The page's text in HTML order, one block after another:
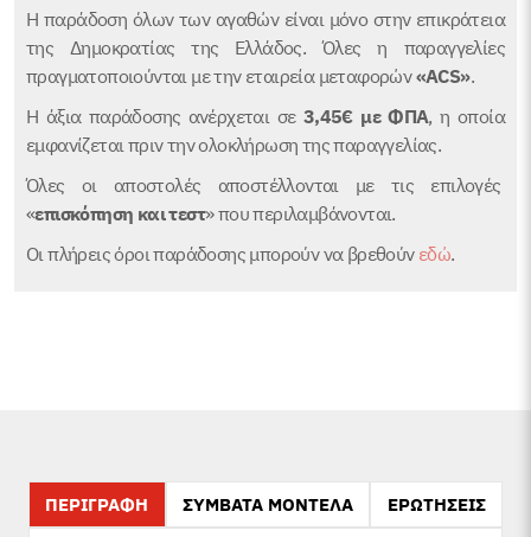
Η παράδοση όλων των αγαθών είναι μόνο στην επικράτεια
της Δημοκρατίας της Ελλάδος. Όλες η παραγγελίες
πραγματοποιούνται με την εταιρεία μεταφορών«ACS».
Η άξια παράδοσης ανέρχεται σε 3,45€ με ΦΠΑ, η οποία
εμφανίζεται πριν την ολοκλήρωση της παραγγελίας.
Όλες οι αποστολές αποστέλλονται με τις επιλογές
«επισκόπηση και τεστ» που περιλαμβάνονται.
Οι πλήρεις όροι παράδοσης μπορούν να βρεθούν εδώ.
ΠΕΡΙΓΡΑΦΗ ΣΥΜΒΑΤΑ ΜΟΝΤΕΛΑ ΕΡΩΤΗΣΕΙΣ